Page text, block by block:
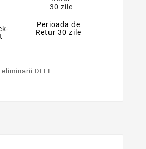
Perioada de
Retur 30 zile
DEEE